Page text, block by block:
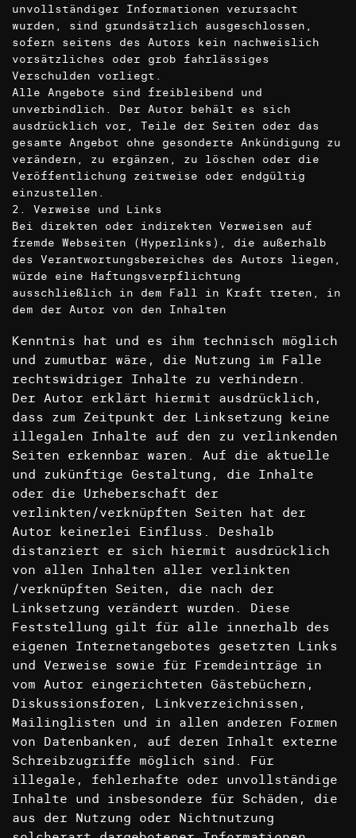
unvollständiger Informationen verursacht
wurden, sind grundsätzlich ausgeschlossen,
sofern seitens des Autors kein nachweislich
vorsätzliches oder grob fahrlässiges
Verschulden vorliegt.
Alle Angebote sind freibleibend und
unverbindlich. Der Autor behält es sich
ausdrücklich vor, Teile der Seiten oder das
gesamte Angebot ohne gesonderte Ankündigung zu
verändern, zu ergänzen, zu löschen oder die
Veröffentlichung zeitweise oder endgültig
einzustellen.
2. Verweise und Links
Bei direkten oder indirekten Verweisen auf
fremde Webseiten (Hyperlinks), die außerhalb
des Verantwortungsbereiches des Autors liegen,
würde eine Haftungsverpflichtung
ausschließlich in dem Fall in Kraft treten, in
dem der Autor von den Inhalten
Kenntnis hat und es ihm technisch möglich
und zumutbar wäre, die Nutzung im Falle
rechtswidriger Inhalte zu verhindern.
Der Autor erklärt hiermit ausdrücklich,
dass zum Zeitpunkt der Linksetzung keine
illegalen Inhalte auf den zu verlinkenden
Seiten erkennbar waren. Auf die aktuelle
und zukünftige Gestaltung, die Inhalte
oder die Urheberschaft der
verlinkten/verknüpften Seiten hat der
Autor keinerlei Einfluss. Deshalb
distanziert er sich hiermit ausdrücklich
von allen Inhalten aller verlinkten
/verknüpften Seiten, die nach der
Linksetzung verändert wurden. Diese
Feststellung gilt für alle innerhalb des
eigenen Internetangebotes gesetzten Links
und Verweise sowie für Fremdeinträge in
vom Autor eingerichteten Gästebüchern,
Diskussionsforen, Linkverzeichnissen,
Mailinglisten und in allen anderen Formen
von Datenbanken, auf deren Inhalt externe
Schreibzugriffe möglich sind. Für
illegale, fehlerhafte oder unvollständige
Inhalte und insbesondere für Schäden, die
aus der Nutzung oder Nichtnutzung